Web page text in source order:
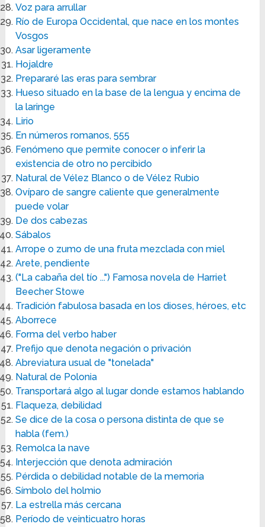
Voz para arrullar
Río de Europa Occidental, que nace en los montes
Vosgos
Asar ligeramente
Hojaldre
Prepararé las eras para sembrar
Hueso situado en la base de la lengua y encima de
la laringe
Lirio
En números romanos, 555
Fenómeno que permite conocer o inferir la
existencia de otro no percibido
Natural de Vélez Blanco o de Vélez Rubio
Ovíparo de sangre caliente que generalmente
puede volar
De dos cabezas
Sábalos
Arrope o zumo de una fruta mezclada con miel
Arete, pendiente
("La cabaña del tío ...") Famosa novela de Harriet
Beecher Stowe
Tradición fabulosa basada en los dioses, héroes, etc
Aborrece
Forma del verbo haber
Prefijo que denota negación o privación
Abreviatura usual de "tonelada"
Natural de Polonia
Transportará algo al lugar donde estamos hablando
Flaqueza, debilidad
Se dice de la cosa o persona distinta de que se
habla (fem.)
Remolca la nave
Interjección que denota admiración
Pérdida o debilidad notable de la memoria
Símbolo del holmio
La estrella más cercana
Período de veinticuatro horas